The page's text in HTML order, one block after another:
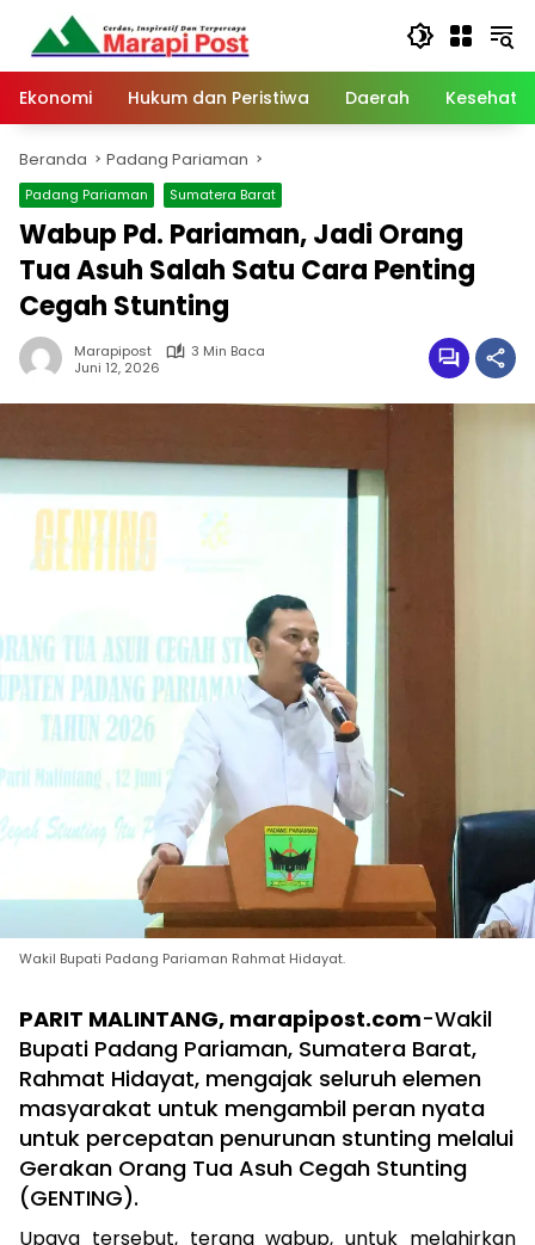
Langsung
konten
Ekonomi
Hukum dan Peristiwa Daerah
Beranda Padang Pariaman
Padang Pariaman Sumatera Barat
Wabup Pd. Pariaman, Jadi Orang
Tua Asuh Salah Satu Cara Penting
Cegah Stunting
Marapipost
3 Min Baca
Juni 12, 2026
Wakil Bupati Padang Pariaman Rahmat Hidayat.
PARIT MALINTANG, marapipost.com-Wakil
Bupati Padang Pariaman, Sumatera Barat,
Rahmat Hidayat, mengajak seluruh elemen
masyarakat untuk mengambil peran nyata
untuk percepatan penurunan stunting melalui
Gerakan Orang Tua Asuh Cegah Stunting
(GENTING).
Upaya tersebut, terang wabup, untuk melahirkan